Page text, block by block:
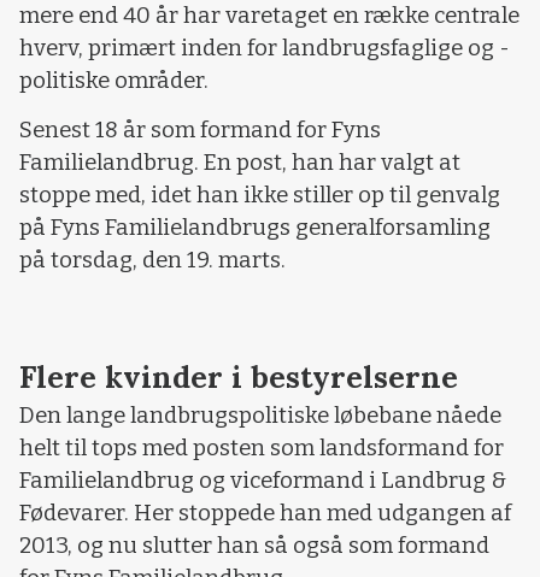
mere end 40 år har varetaget en række centrale
hverv, primært inden for landbrugsfaglige og -
politiske områder.
Senest 18 år som formand for Fyns
Familielandbrug. En post, han har valgt at
stoppe med, idet han ikke stiller op til genvalg
på Fyns Familielandbrugs generalforsamling
på torsdag, den 19. marts.
Flere kvinder i bestyrelserne
Den lange landbrugspolitiske løbebane nåede
helt til tops med posten som landsformand for
Familielandbrug og viceformand i Landbrug &
Fødevarer. Her stoppede han med udgangen af
2013, og nu slutter han så også som formand